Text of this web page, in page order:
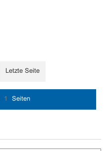
Letzte Seite
1 Seiten